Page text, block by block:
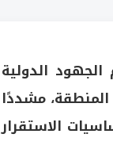
الدولية
المنطقة، مشددًا
الاستقرار